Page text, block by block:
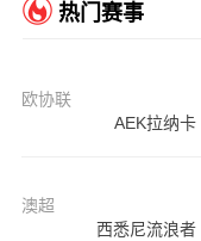
热门赛事
欧协联
AEK拉纳卡
澳超
西悉尼流浪者